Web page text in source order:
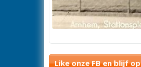
Like onze FB en blijf